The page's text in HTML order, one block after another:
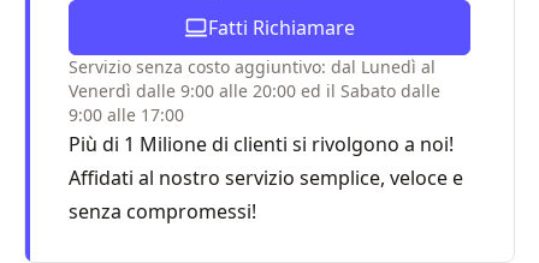
Fatti Richiamare
Servizio senza costo aggiuntivo: dal Lunedì al
Venerdì dalle 9:00 alle 20:00 ed il Sabato dalle
9:00 alle 17:00
Più di 1 Milione di clienti si rivolgono a noi!
Affidati al nostro servizio semplice, veloce e
senza compromessi!